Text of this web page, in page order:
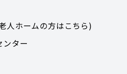
人ホームの方はこちら)
ンター